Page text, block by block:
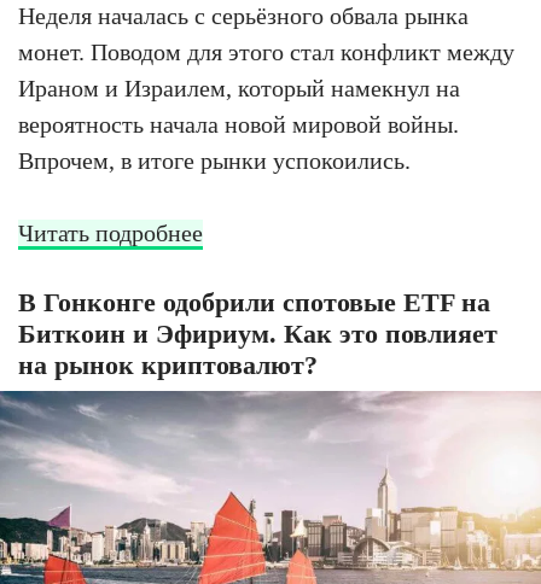
Неделя началась с серьёзного обвала рынка
монет. Поводом для этого стал конфликт между
Ираном и Израилем, который намекнул на
вероятность начала новой мировой войны.
Впрочем, в итоге рынки успокоились.
Читать подробнее
В Гонконге одобрили спотовые ETF на
Биткоин и Эфириум. Как это повлияет
на рынок криптовалют?